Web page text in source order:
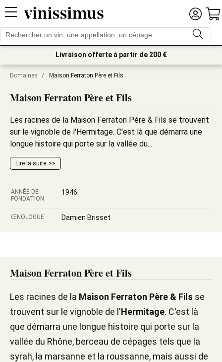
Livraison offerte à partir de 200 €
Domaines / Maison Ferraton Père et Fils
Maison Ferraton Père et Fils
Les racines de la Maison Ferraton Père & Fils se trouvent
sur le vignoble de l'Hermitage. C'est là que démarra une
longue histoire qui porte sur la vallée du...
Lire la suite
ANNÉE DE
FONDATION
1946
ŒNOLOGUE Damien Brisset
Maison Ferraton Père et Fils
Les racines de la Maison Ferraton Père & Fils se
trouvent sur le vignoble de l'Hermitage. C'est là
que démarra une longue histoire qui porte sur la
vallée du Rhône, berceau de cépages tels que la
syrah, la marsanne et la roussanne, mais aussi de